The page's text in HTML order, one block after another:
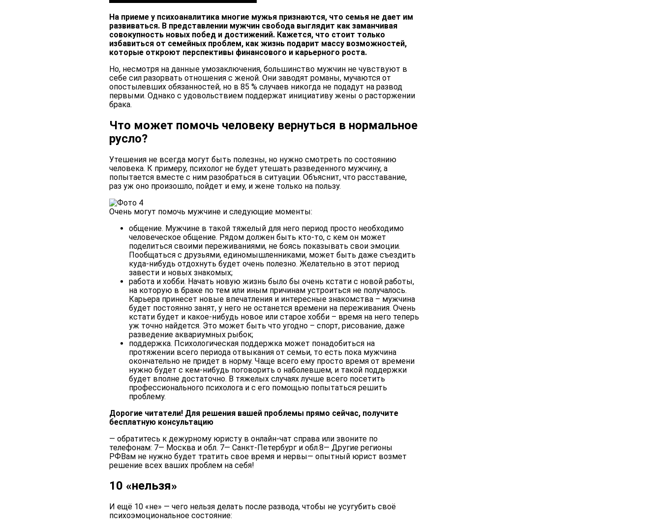
На приеме у психоаналитика многие мужья признаются, что семья не дает им
развиваться. В представлении мужчин свобода выглядит как заманчивая
совокупность новых побед и достижений. Кажется, что стоит только
избавиться от семейных проблем, как жизнь подарит массу возможностей,
которые откроют перспективы финансового и карьерного роста.
Но, несмотря на данные умозаключения, большинство мужчин не чувствуют в
себе сил разорвать отношения с женой. Они заводят романы, мучаются от
опостылевших обязанностей, но в 85 % случаев никогда не подадут на развод
первыми. Однако с удовольствием поддержат инициативу жены о расторжении
брака.
Что может помочь человеку вернуться в нормальное
русло?
Утешения не всегда могут быть полезны, но нужно смотреть по состоянию
человека. К примеру, психолог не будет утешать разведенного мужчину, а
попытается вместе с ним разобраться в ситуации. Объяснит, что расставание,
раз уж оно произошло, пойдет и ему, и жене только на пользу.
Очень могут помочь мужчине и следующие моменты:
общение. Мужчине в такой тяжелый для него период просто необходимо
человеческое общение. Рядом должен быть кто-то, с кем он может
поделиться своими переживаниями, не боясь показывать свои эмоции.
Пообщаться с друзьями, единомышленниками, может быть даже съездить
куда-нибудь отдохнуть будет очень полезно. Желательно в этот период
завести и новых знакомых;
работа и хобби. Начать новую жизнь было бы очень кстати с новой работы,
на которую в браке по тем или иным причинам устроиться не получалось.
Карьера принесет новые впечатления и интересные знакомства – мужчина
будет постоянно занят, у него не останется времени на переживания. Очень
кстати будет и какое-нибудь новое или старое хобби – время на него теперь
уж точно найдется. Это может быть что угодно – спорт, рисование, даже
разведение аквариумных рыбок;
поддержка. Психологическая поддержка может понадобиться на
протяжении всего периода отвыкания от семьи, то есть пока мужчина
окончательно не придет в норму. Чаще всего ему просто время от времени
нужно будет с кем-нибудь поговорить о наболевшем, и такой поддержки
будет вполне достаточно. В тяжелых случаях лучше всего посетить
профессионального психолога и с его помощью попытаться решить
проблему.
Дорогие читатели! Для решения вашей проблемы прямо сейчас, получите
бесплатную консультацию
— обратитесь к дежурному юристу в онлайн-чат справа или звоните по
телефонам: 7— Москва и обл. 7— Санкт-Петербург и обл.8— Другие регионы
РФВам не нужно будет тратить свое время и нервы— опытный юрист возмет
решение всех ваших проблем на себя!
10 «нельзя»
И ещё 10 «не» — чего нельзя делать после развода, чтобы не усугубить своё
психоэмоциональное состояние: